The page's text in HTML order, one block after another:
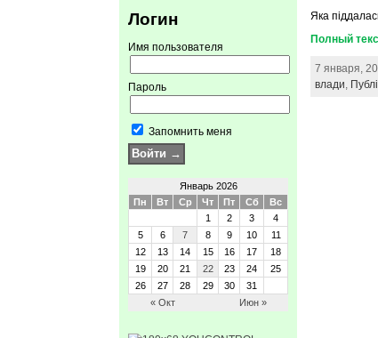
Логин
Имя пользователя
Пароль
Запомнить меня
Январь 2026
Пн
Вт Ср Чт Пт Сб Вс
« Окт Июн »
1 2 3
4
5
6 7 8 9 10
11
12
13 14 15 16 17
18
19
20 21 22 23 24
25
26
27 28 29 30 31
Яка
Полный
7 января,
влади,